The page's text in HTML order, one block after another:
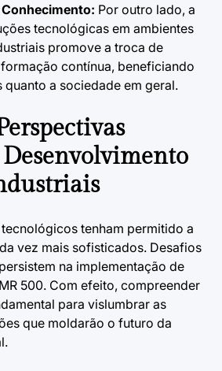
Por outro lado, a
tecnológicas em ambientes
promove a troca de
contínua, beneficiando
a sociedade em geral.
tenham permitido a
vez mais sofisticados. Desafios
na implementação de
500. Com efeito, compreender
para vislumbrar as
que moldarão o futuro da